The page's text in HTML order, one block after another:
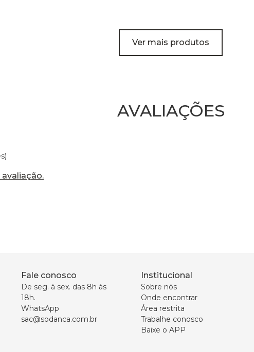
Ver mais produtos
AVALIAÇÕES
Fale conosco
De seg. à sex. das 8h às
18h.
WhatsApp
sac@sodanca.com.br
Institucional
Sobre nós
Onde encontrar
Área restrita
Trabalhe conosco
Baixe o APP